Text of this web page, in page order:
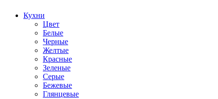
Кухни
Цвет
Белые
Черные
Желтые
Красные
Зеленые
Серые
Бежевые
Глянцевые